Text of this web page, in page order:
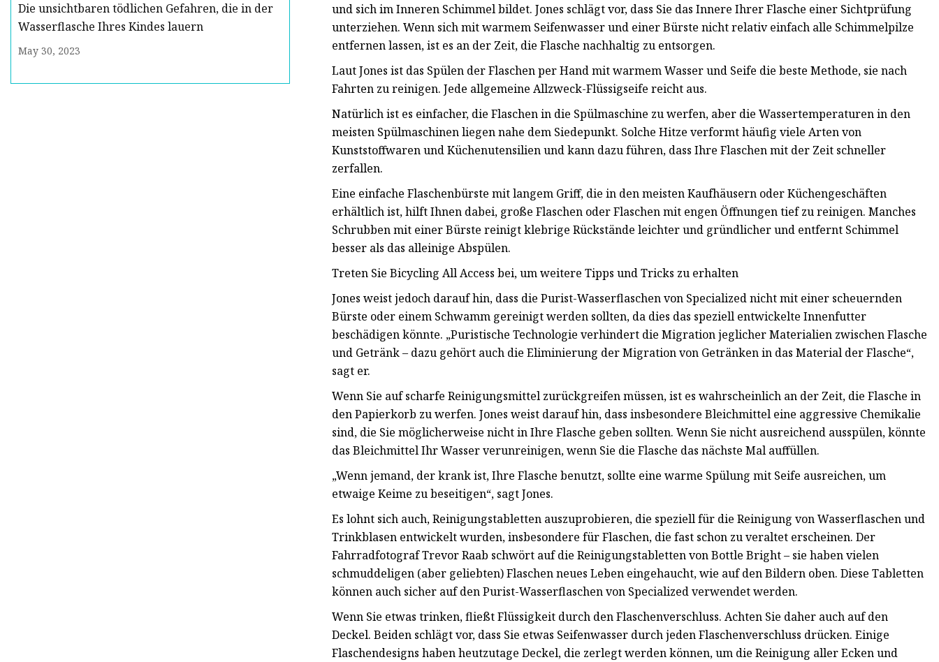
Die unsichtbaren tödlichen Gefahren, die in der
Wasserflasche Ihres Kindes lauern
May 30, 2023
und sich im Inneren Schimmel bildet. Jones schlägt vor, dass Sie das Innere Ihrer Flasche einer Sichtprüfung
unterziehen. Wenn sich mit warmem Seifenwasser und einer Bürste nicht relativ einfach alle Schimmelpilze
entfernen lassen, ist es an der Zeit, die Flasche nachhaltig zu entsorgen.
Laut Jones ist das Spülen der Flaschen per Hand mit warmem Wasser und Seife die beste Methode, sie nach
Fahrten zu reinigen. Jede allgemeine Allzweck-Flüssigseife reicht aus.
Natürlich ist es einfacher, die Flaschen in die Spülmaschine zu werfen, aber die Wassertemperaturen in den
meisten Spülmaschinen liegen nahe dem Siedepunkt. Solche Hitze verformt häufig viele Arten von
Kunststoffwaren und Küchenutensilien und kann dazu führen, dass Ihre Flaschen mit der Zeit schneller
zerfallen.
Eine einfache Flaschenbürste mit langem Griff, die in den meisten Kaufhäusern oder Küchengeschäften
erhältlich ist, hilft Ihnen dabei, große Flaschen oder Flaschen mit engen Öffnungen tief zu reinigen. Manches
Schrubben mit einer Bürste reinigt klebrige Rückstände leichter und gründlicher und entfernt Schimmel
besser als das alleinige Abspülen.
Treten Sie Bicycling All Access bei, um weitere Tipps und Tricks zu erhalten
Jones weist jedoch darauf hin, dass die Purist-Wasserflaschen von Specialized nicht mit einer scheuernden
Bürste oder einem Schwamm gereinigt werden sollten, da dies das speziell entwickelte Innenfutter
beschädigen könnte. „Puristische Technologie verhindert die Migration jeglicher Materialien zwischen Flasche
und Getränk – dazu gehört auch die Eliminierung der Migration von Getränken in das Material der Flasche“,
sagt er.
Wenn Sie auf scharfe Reinigungsmittel zurückgreifen müssen, ist es wahrscheinlich an der Zeit, die Flasche in
den Papierkorb zu werfen. Jones weist darauf hin, dass insbesondere Bleichmittel eine aggressive Chemikalie
sind, die Sie möglicherweise nicht in Ihre Flasche geben sollten. Wenn Sie nicht ausreichend ausspülen, könnte
das Bleichmittel Ihr Wasser verunreinigen, wenn Sie die Flasche das nächste Mal auffüllen.
„Wenn jemand, der krank ist, Ihre Flasche benutzt, sollte eine warme Spülung mit Seife ausreichen, um
etwaige Keime zu beseitigen“, sagt Jones.
Es lohnt sich auch, Reinigungstabletten auszuprobieren, die speziell für die Reinigung von Wasserflaschen und
Trinkblasen entwickelt wurden, insbesondere für Flaschen, die fast schon zu veraltet erscheinen. Der
Fahrradfotograf Trevor Raab schwört auf die Reinigungstabletten von Bottle Bright – sie haben vielen
schmuddeligen (aber geliebten) Flaschen neues Leben eingehaucht, wie auf den Bildern oben. Diese Tabletten
können auch sicher auf den Purist-Wasserflaschen von Specialized verwendet werden.
Wenn Sie etwas trinken, fließt Flüssigkeit durch den Flaschenverschluss. Achten Sie daher auch auf den
Deckel. Beiden schlägt vor, dass Sie etwas Seifenwasser durch jeden Flaschenverschluss drücken. Einige
Flaschendesigns haben heutzutage Deckel, die zerlegt werden können, um die Reinigung aller Ecken und